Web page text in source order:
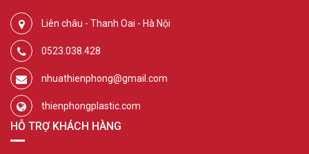
Liên châu - Thanh Oai - Hà Nội
0523.038.428
nhuathienphong@gmail.com
thienphongplastic.com
HỖ TRỢ KHÁCH HÀNG